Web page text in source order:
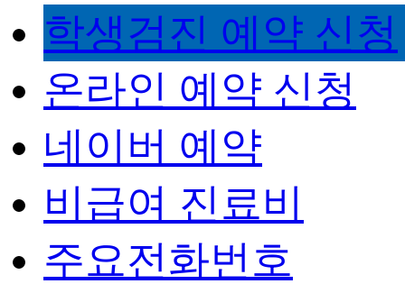
학생검진 예약 신청
온라인 예약 신청
네이버 예약
비급여 진료비
주요전화번호